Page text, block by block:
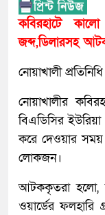
কবিরহাটে
জব্দ,ডিলারসহ
নোয়াখালী প্রতিনিধি
নোয়াখালীর
বিএডিসির ইউরিয়া
করে দেওয়ার
লোকজন।
আটককৃতরা হলো,
ওয়ার্ডের